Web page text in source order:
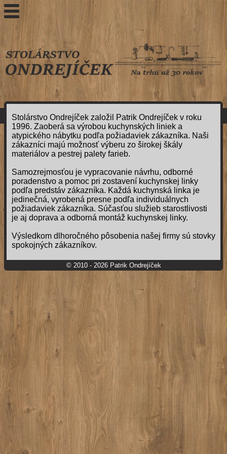
Stolárstvo Ondrejíček založil Patrik Ondrejíček v roku
1996. Zaoberá sa výrobou kuchynských liniek a
atypického nábytku podľa požiadaviek zákazníka. Naši
zákazníci majú možnosť výberu zo širokej škály
materiálov a pestrej palety farieb.
Samozrejmosťou je vypracovanie návrhu, odborné
poradenstvo a pomoc pri zostavení kuchynskej linky
podľa predstáv zákazníka. Každá kuchynská linka je
jedinečná, vyrobená presne podľa individuálnych
požiadaviek zákazníka. Súčasťou služieb starostlivosti
je aj doprava a odborná montáž kuchynskej linky.
Výsledkom dlhoročného pôsobenia našej firmy sú stovky
spokojných zákazníkov.
© 2010 - 2026 Patrik Ondrejíček